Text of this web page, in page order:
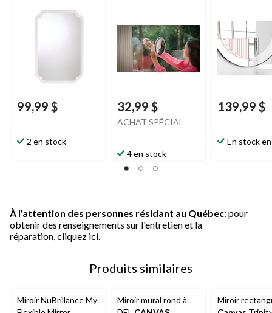
99,99 $
2 en stock
32,99 $
ACHAT SPÉCIAL
4 en stock
139,99 $
En stock
À l'attention des personnes résidant au Québec: pour
obtenir des renseignements sur l'entretien et la
réparation, cliquez ici.
Produits similaires
Miroir NuBrillance My
Miroir mural rond à
Miroir